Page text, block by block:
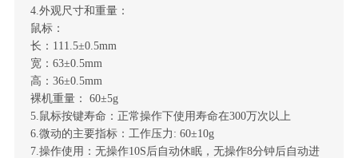
4.外观尺寸和重量：
鼠标：
长：111.5±0.5mm
宽：63±0.5mm
高：36±0.5mm
裸机重量： 60±5g
5.鼠标按键寿命：正常操作下使用寿命在300万次以上
6.微动的主要指标：工作压力: 60±10g
7.操作使用：无操作10S后自动休眠，无操作8分钟后自动进